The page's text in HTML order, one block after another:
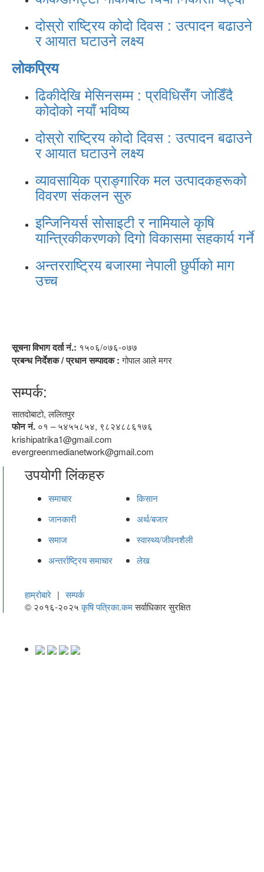
दोस्रो राष्ट्रिय कोदो दिवस : उत्पादन बढाउने
र आयात घटाउने लक्ष्य
लोकप्रिय
ढिकीदेखि मेसिनसम्म : प्रविधिसँग जोडिँदै
कोदोको नयाँ भविष्य
दोस्रो राष्ट्रिय कोदो दिवस : उत्पादन बढाउने
र आयात घटाउने लक्ष्य
व्यावसायिक प्राङ्गारिक मल उत्पादकहरूको
विवरण संकलन सुरु
इन्जिनियर्स सोसाइटी र नामियाले कृषि
यान्त्रिकीकरणको दिगो विकासमा सहकार्य गर्ने
अन्तरराष्ट्रिय बजारमा नेपाली छुर्पीको माग
उच्च
सूचना विभाग दर्ता नं.: १५०६/०७६-०७७
प्रबन्ध निर्देशक / प्रधान सम्पादक :गोपाल आले मगर
सम्पर्क:
सातदोबाटो, ललितपुर
फोन नं. ०१ – ५४५५८५४, ९८२४८८६१७६
krishipatrika1@gmail.com
evergreenmedianetwork@gmail.com
उपयोगी लिंकहरु
समाचार
किसान
जानकारी
अर्थ/बजार
समाज
स्वास्थ्य/जीवनशैली
अन्तर्राष्ट्रिय समाचार
लेख
हाम्रोबारे | सम्पर्क
© २०१६-२०२५कृषि पत्रिका.कमसर्वाधिकार सुरक्षित